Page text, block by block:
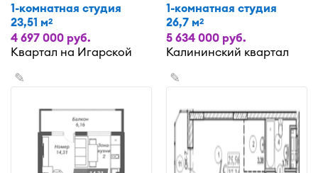
1-комнатная студия
23,51 м2
4 697 000 руб.
Квартал на Игарской
1-комнатная студия
26,7 м2
5 634 000 руб.
Калининский квартал
✎ ✎